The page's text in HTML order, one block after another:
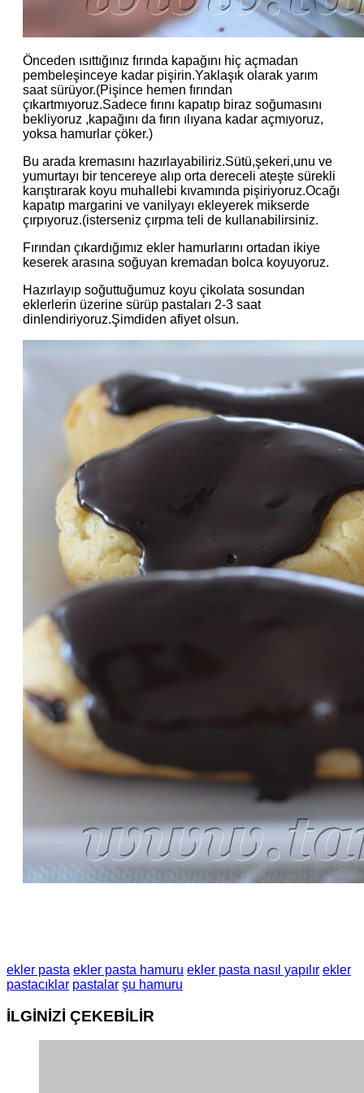
Önceden ısıttığınız fırında kapağını hiç açmadan
pembeleşinceye kadar pişirin.Yaklaşık olarak yarım
saat sürüyor.(Pişince hemen fırından
çıkartmıyoruz.Sadece fırını kapatıp biraz soğumasını
bekliyoruz ,kapağını da fırın ılıyana kadar açmıyoruz,
yoksa hamurlar çöker.)
Bu arada kremasını hazırlayabiliriz.Sütü,şekeri,unu ve
yumurtayı bir tencereye alıp orta dereceli ateşte sürekli
karıştırarak koyu muhallebi kıvamında pişiriyoruz.Ocağı
kapatıp margarini ve vanilyayı ekleyerek mikserde
çırpıyoruz.(isterseniz çırpma teli de kullanabilirsiniz.
Fırından çıkardığımız ekler hamurlarını ortadan ikiye
keserek arasına soğuyan kremadan bolca koyuyoruz.
Hazırlayıp soğuttuğumuz koyu çikolata sosundan
eklerlerin üzerine sürüp pastaları 2-3 saat
dinlendiriyoruz.Şimdiden afiyet olsun.
ekler pasta ekler pasta hamuru ekler pasta nasıl yapılır ekler
pastacıklar pastalar şu hamuru
İLGİNİZİ ÇEKEBİLİR